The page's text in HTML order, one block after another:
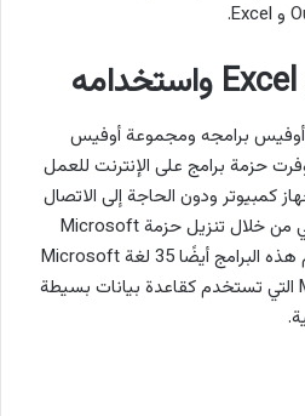
برامجه ومجموعة أوفيس
حزمة برامج على الإنترنت للعمل
كمبيوتر ودون الحاجة إلى الاتصال
بالإنترنت، أما الحزمة الثانية فهي من خلال تنزيل حزمة Microsoft
Office على جهاز كمبيوتر. تدعم هذه البرامج أيضًا 35 لغة Microsoft
Excel هو أحد برامج Microsoft التي تستخدم كقاعدة بيانات بسيطة